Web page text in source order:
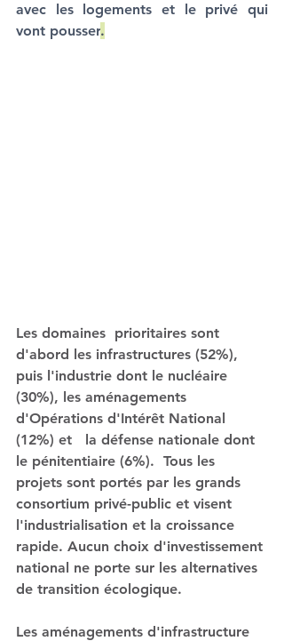
avec les logements et le privé qui
vont pousser.
Les domaines  prioritaires sont
d'abord les infrastructures (52%),
puis l'industrie dont le nucléaire
(30%), les aménagements
d'Opérations d'Intérêt National
(12%) et   la défense nationale dont
le pénitentiaire (6%).  Tous les
projets sont portés par les grands
consortium privé-public et visent
l'industrialisation et la croissance
rapide. Aucun choix d'investissement
national ne porte sur les alternatives
de transition écologique.
Les aménagements d'infrastructure